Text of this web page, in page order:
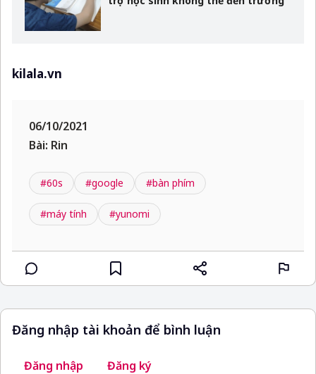
kilala.vn
06/10/2021
Bài: Rin
#60s #google #bàn phím
#máy tính #yunomi
Đăng nhập tài khoản để bình luận
Đăng nhập Đăng ký